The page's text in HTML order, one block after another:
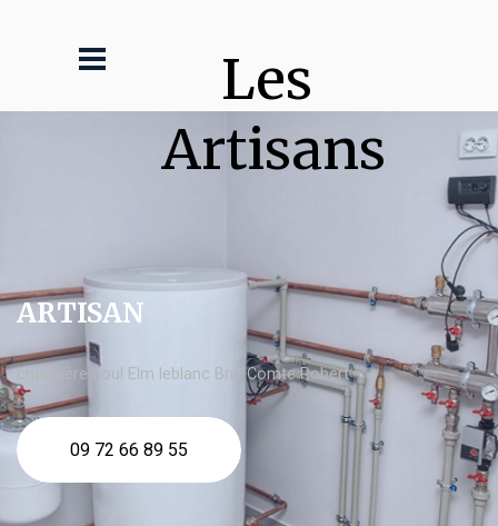
Les
Artisans
ARTISAN
chaudière fioul Elm leblanc Brie Comte Robert
09 72 66 89 55